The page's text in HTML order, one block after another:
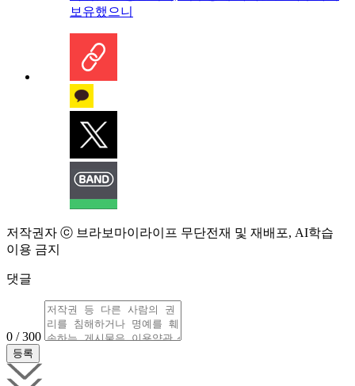
보유했으니
저작권자 ⓒ 브라보마이라이프 무단전재 및 재배포, AI학습
이용 금지
댓글
0 / 300